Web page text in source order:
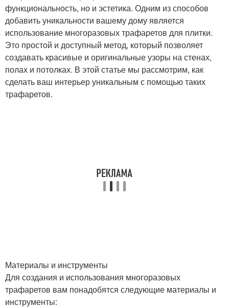
создания
трафарет
функциональность, но и эстетика. Одним из способов
добавить уникальности вашему дому является
использование многоразовых трафаретов для плитки.
Это простой и доступный метод, который позволяет
создавать красивые и оригинальные узоры на стенах,
полах и потолках. В этой статье мы рассмотрим, как
сделать ваш интерьер уникальным с помощью таких
трафаретов.
Материалы и инструменты
Для создания и использования многоразовых
трафаретов вам понадобятся следующие материалы и
инструменты: